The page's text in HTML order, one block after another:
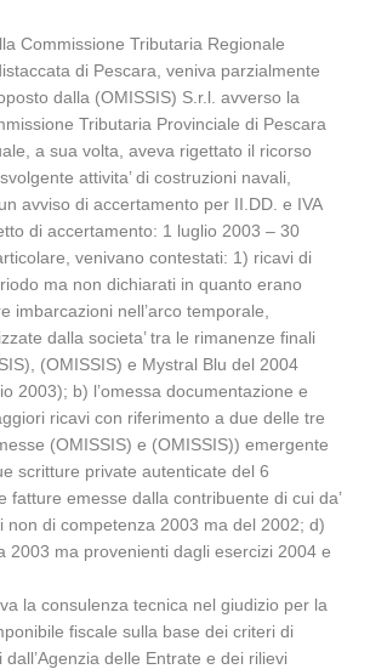
Commissione Tributaria Regionale
di Pescara, veniva parzialmente
dalla (OMISSIS) S.r.l. avverso la
Tributaria Provinciale di Pescara
a sua volta, aveva rigettato il ricorso
attivita’ di costruzioni navali,
avviso di accertamento per II.DD. e IVA
di accertamento: 1 luglio 2003 – 30
venivano contestati: 1) ricavi di
ma non dichiarati in quanto erano
imbarcazioni nell’arco temporale,
dalla societa’ tra le rimanenze finali
(OMISSIS) e Mystral Blu del 2004
2003); b) l’omessa documentazione e
ricavi con riferimento a due delle tre
(OMISSIS) e (OMISSIS)) emergente
scritture private autenticate del 6
fatture emesse dalla contribuente di cui da’
non di competenza 2003 ma del 2002; d)
2003 ma provenienti dagli esercizi 2004 e
la consulenza tecnica nel giudizio per la
fiscale sulla base dei criteri di
delle Entrate e dei rilievi